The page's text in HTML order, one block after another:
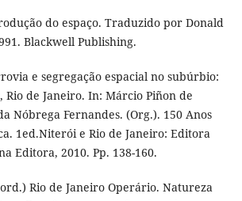
do espaço. Traduzido por Donald
Blackwell Publishing.
e segregação espacial no subúrbio:
Rio de Janeiro. In: Márcio Piñon de
Nóbrega Fernandes. (Org.). 150 Anos
1ed.Niterói e Rio de Janeiro: Editora
Editora, 2010. Pp. 138-160.
Rio de Janeiro Operário. Natureza